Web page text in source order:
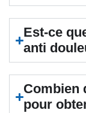
Est-ce
anti
Combien
pour